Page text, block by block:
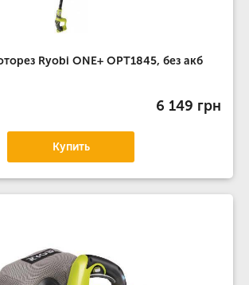
Ryobi ONE+ OPT1845, без акб
6 149 грн
Купить